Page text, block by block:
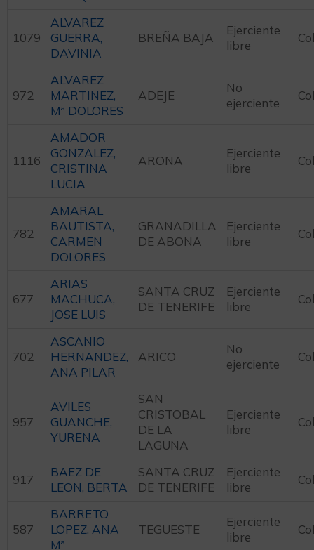
1079
ALVAREZ
GUERRA,
DAVINIA
BREÑA BAJA
Ejerciente
libre
972
ALVAREZ
MARTINEZ,
Mª DOLORES
ADEJE
No
ejerciente
1116
AMADOR
GONZALEZ,
CRISTINA
LUCIA
ARONA
Ejerciente
libre
782
AMARAL
BAUTISTA,
CARMEN
DOLORES
GRANADILLA
DE ABONA
Ejerciente
libre
677
ARIAS
MACHUCA,
JOSE LUIS
SANTA CRUZ
DE TENERIFE
Ejerciente
libre
702
ASCANIO
HERNANDEZ,
ANA PILAR
ARICO
No
ejerciente
957
AVILES
GUANCHE,
YURENA
SAN
CRISTOBAL
DE LA
LAGUNA
Ejerciente
libre
917
BAEZ DE
LEON, BERTA
SANTA CRUZ
DE TENERIFE
Ejerciente
libre
587
BARRETO
LOPEZ, ANA
Mª
TEGUESTE
Ejerciente
libre